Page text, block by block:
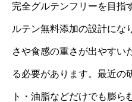
完全グルテンフリーを目指
ルテン無料添加の設計にな
さや食感の重さが出やすい
る必要があります。最近の
ト・油脂などだけでも膨ら